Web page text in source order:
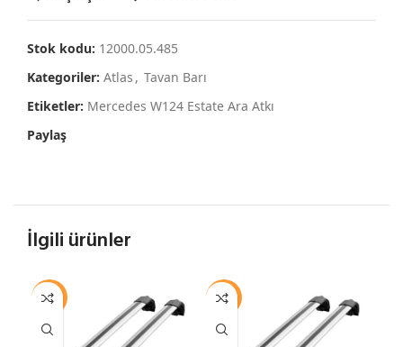
Stok kodu: 12000.05.485
Kategoriler: Atlas , Tavan Barı
Etiketler: Mercedes W124 Estate Ara Atkı
Paylaş
İlgili ürünler
-12% -12%